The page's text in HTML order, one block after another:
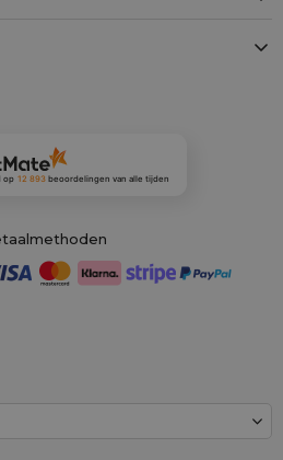
op 12 893 beoordelingenvan alle tijden